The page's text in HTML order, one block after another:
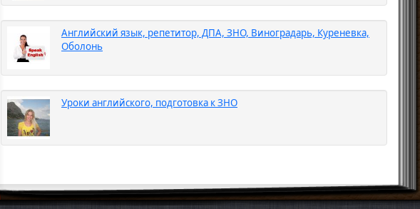
Английский язык, репетитор, ДПА, ЗНО, Виноградарь, Куреневка,
Оболонь
Уроки английского, подготовка к ЗНО